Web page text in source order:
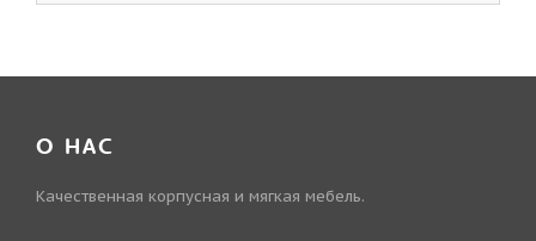
О НАС
Качественная корпусная и мягкая мебель.